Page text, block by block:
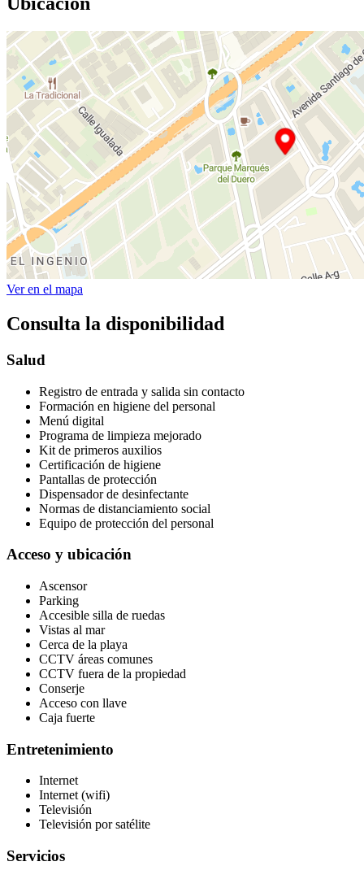
Ver en el mapa
Consulta la disponibilidad
Salud
Registro de entrada y salida sin contacto
Formación en higiene del personal
Menú digital
Programa de limpieza mejorado
Kit de primeros auxilios
Certificación de higiene
Pantallas de protección
Dispensador de desinfectante
Normas de distanciamiento social
Equipo de protección del personal
Acceso y ubicación
Ascensor
Parking
Accesible silla de ruedas
Vistas al mar
Cerca de la playa
CCTV áreas comunes
CCTV fuera de la propiedad
Conserje
Acceso con llave
Caja fuerte
Entretenimiento
Internet
Internet (wifi)
Televisión
Televisión por satélite
Servicios